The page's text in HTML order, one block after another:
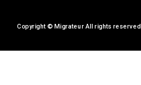
Copyright © Migrateur All rights reserved.